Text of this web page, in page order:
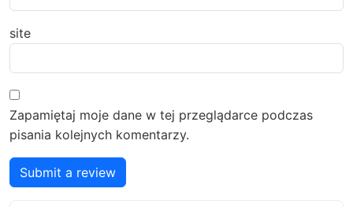
site
Zapamiętaj moje dane w tej przeglądarce podczas
pisania kolejnych komentarzy.
Submit a review